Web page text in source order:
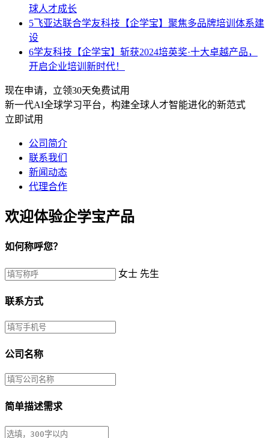
球人才成长
5飞亚达联合学友科技【企学宝】聚焦多品牌培训体系建
设
6学友科技【企学宝】斩获2024培英奖·十大卓越产品，
开启企业培训新时代！
现在申请，立领30天免费试用
新一代AI全球学习平台，构建全球人才智能进化的新范式
立即试用
公司简介
联系我们
新闻动态
代理合作
欢迎体验企学宝产品
如何称呼您？
女士 先生
联系方式
公司名称
简单描述需求